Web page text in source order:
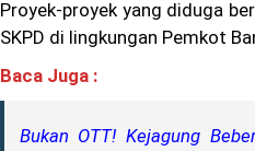
Proyek-proyek yang diduga
SKPD di lingkungan Pemkot
Baca Juga :
Bukan OTT! Kejagung